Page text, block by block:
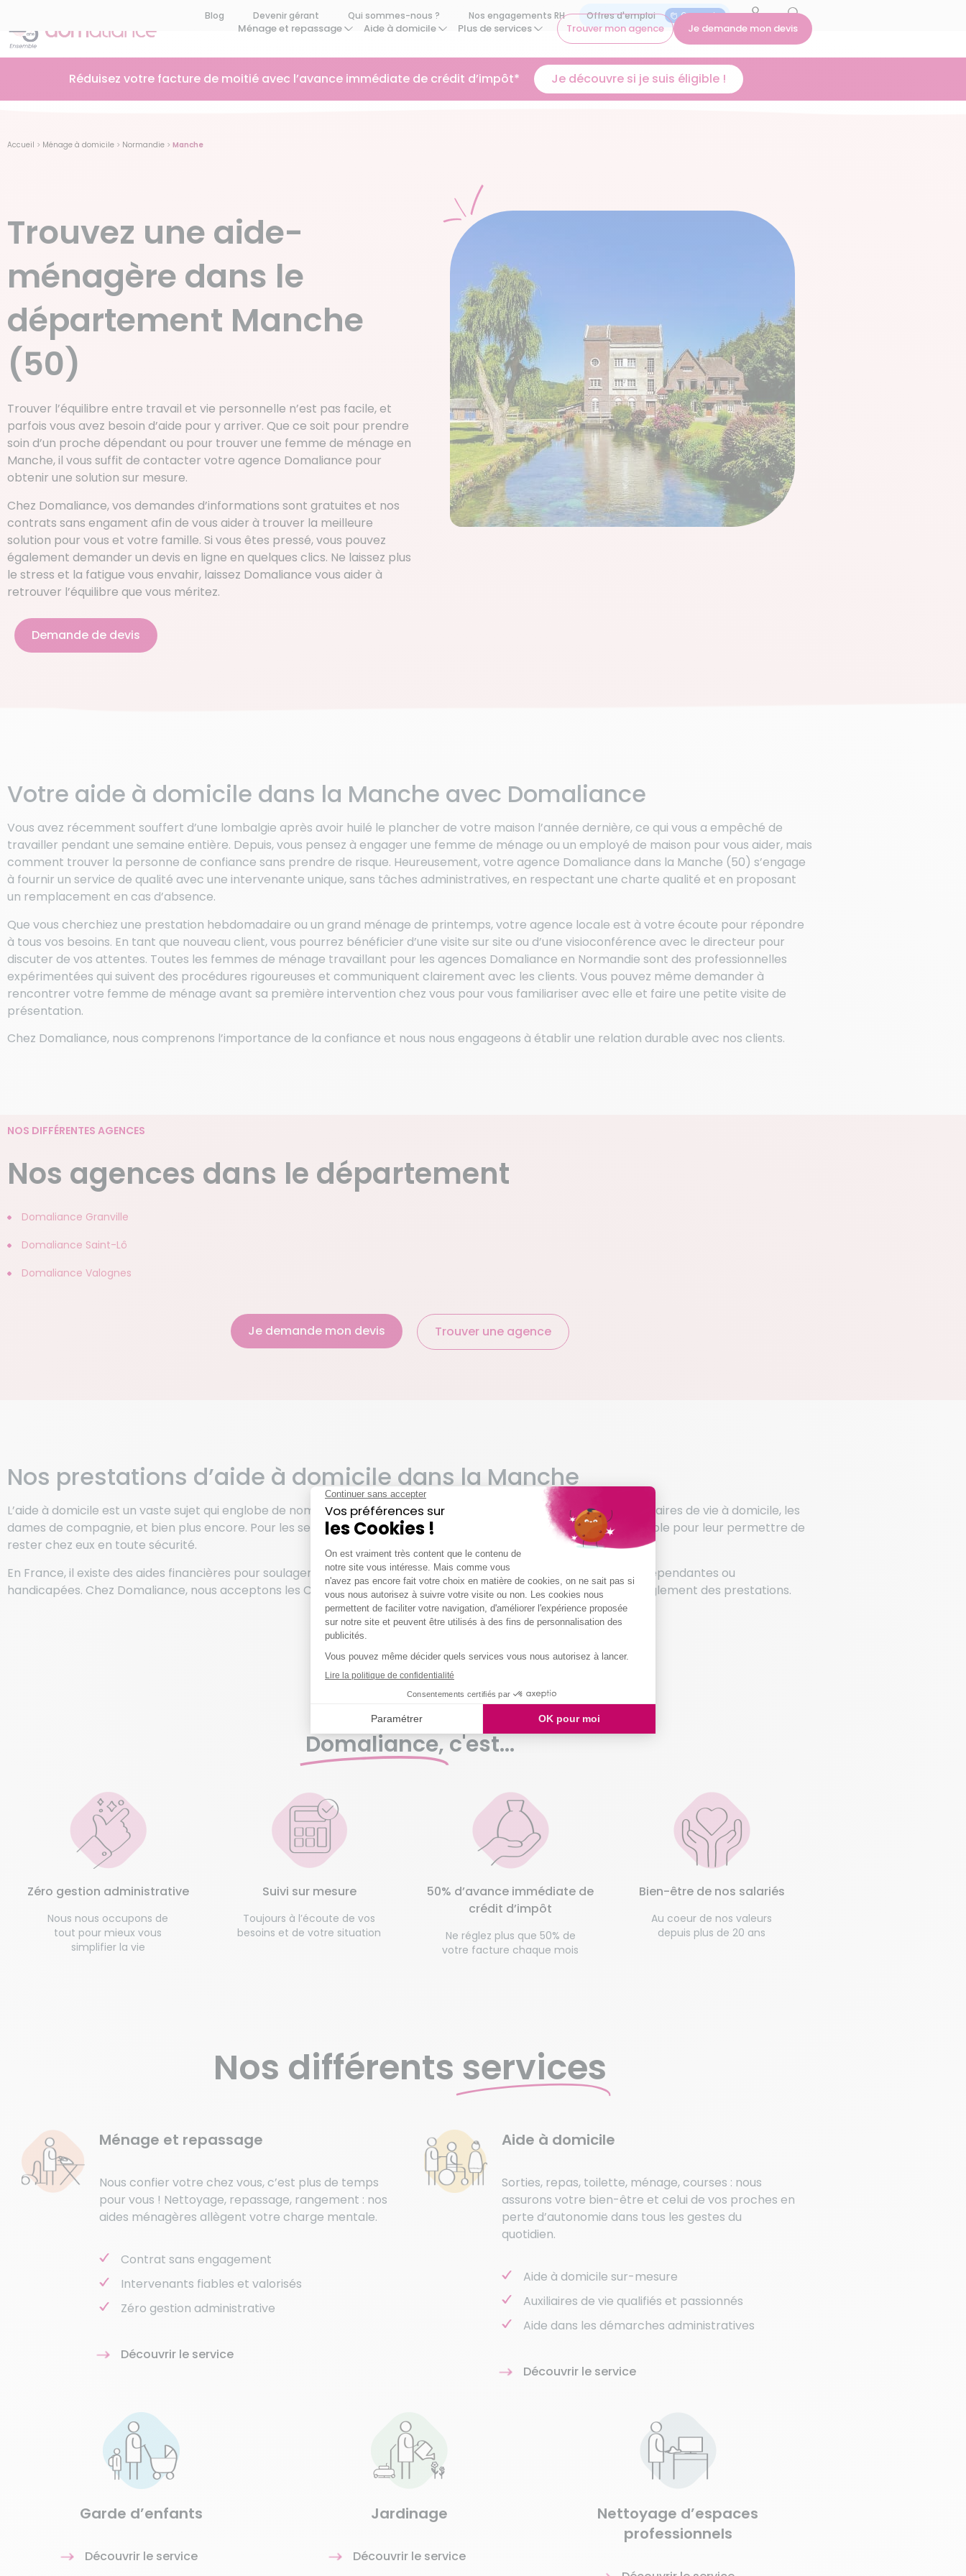
Blog Devenir gérant Qui sommes-nous ? Nos engagements RH On recrute
Ménage et repassage Aide à domicile Plus de services Trouver mon agence Je demande mon devis
Réduisez votre facture de moitié avec l’avance immédiate de crédit d’impôt* Je découvre si je suis éligible !
Accueil > Ménage à domicile > Normandie > Manche
Trouvez une aide-
ménagère dans le
département Manche
(50)
Trouver l’équilibre entre travail et vie personnelle n’est pas facile, et
parfois vous avez besoin d’aide pour y arriver. Que ce soit pour prendre
soin d’un proche dépendant ou pour trouver une femme de ménage en
Manche, il vous suffit de contacter votre agence Domaliance pour
obtenir une solution sur mesure.
Chez Domaliance, vos demandes d’informations sont gratuites et nos
contrats sans engament afin de vous aider à trouver la meilleure
solution pour vous et votre famille. Si vous êtes pressé, vous pouvez
également demander un devis en ligne en quelques clics. Ne laissez plus
le stress et la fatigue vous envahir, laissez Domaliance vous aider à
retrouver l’équilibre que vous méritez.
Demande de devis
Votre aide à domicile dans la Manche avec Domaliance
Vous avez récemment souffert d’une lombalgie après avoir huilé le plancher de votre maison l’année dernière, ce qui vous a empêché de
travailler pendant une semaine entière. Depuis, vous pensez à engager une femme de ménage ou un employé de maison pour vous aider, mais
comment trouver la personne de confiance sans prendre de risque. Heureusement, votre agence Domaliance dans la Manche (50) s’engage
à fournir un service de qualité avec une intervenante unique, sans tâches administratives, en respectant une charte qualité et en proposant
un remplacement en cas d’absence.
Que vous cherchiez une prestation hebdomadaire ou un grand ménage de printemps, votre agence locale est à votre écoute pour répondre
à tous vos besoins. En tant que nouveau client, vous pourrez bénéficier d’une visite sur site ou d’une visioconférence avec le directeur pour
discuter de vos attentes. Toutes les femmes de ménage travaillant pour les agences Domaliance en Normandie sont des professionnelles
expérimentées qui suivent des procédures rigoureuses et communiquent clairement avec les clients. Vous pouvez même demander à
rencontrer votre femme de ménage avant sa première intervention chez vous pour vous familiariser avec elle et faire une petite visite de
présentation.
Chez Domaliance, nous comprenons l’importance de la confiance et nous nous engageons à établir une relation durable avec nos clients.
NOS DIFFÉRENTES AGENCES
Nos agences dans le département
Domaliance Granville
Domaliance Saint-Lô
Domaliance Valognes
Je demande mon devis Trouver une agence
Nos prestations d’aide à domicile dans la Manche
L’aide à domicile est un vaste sujet qui englobe de nombreuses professions telles que les aides ménagères, les auxiliaires de vie à domicile, les
dames de compagnie, et bien plus encore. Pour les seniors, le recours à une aide à domicile est souvent indispensable pour leur permettre de
rester chez eux en toute sécurité.
En France, il existe des aides financières pour soulager les coûts liés à l’aide à domicile pour les personnes âgées, dépendantes ou
handicapées. Chez Domaliance, nous acceptons les Chèques Emploi Service Universel (CESU), pour simplifier le règlement des prestations.
Domaliance,c'est...
Zéro gestion administrative
Nous nous occupons de
tout pour mieux vous
simplifier la vie
Suivi sur mesure
Toujours à l’écoute de vos
besoins et de votre situation
50% d’avance immédiate de
crédit d’impôt
Ne réglez plus que 50% de
votre facture chaque mois
Bien-être de nos salariés
Au coeur de nos valeurs
depuis plus de 20 ans
Nos différents services
Ménage et repassage
Nous confier votre chez vous, c’est plus de temps
pour vous ! Nettoyage, repassage, rangement : nos
aides ménagères allègent votre charge mentale.
Contrat sans engagement
Intervenants fiables et valorisés
Zéro gestion administrative
Découvrir le service
Aide à domicile
Sorties, repas, toilette, ménage, courses : nous
assurons votre bien-être et celui de vos proches en
perte d’autonomie dans tous les gestes du
quotidien.
Aide à domicile sur-mesure
Auxiliaires de vie qualifiés et passionnés
Aide dans les démarches administratives
Découvrir le service
Garde d’enfants
Découvrir le service
Jardinage
Découvrir le service
Nettoyage d’espaces
professionnels